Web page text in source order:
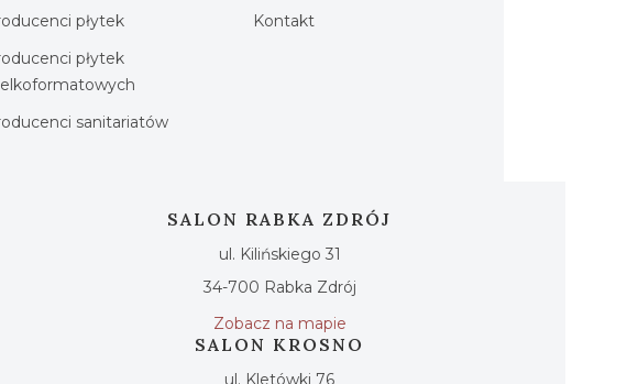
płytek
płytek
sanitariatów
Kontakt
SALON RABKA ZDRÓJ
ul. Kilińskiego 31
34-700 Rabka Zdrój
Zobacz na mapie
SALON KROSNO
ul. Kletówki 76